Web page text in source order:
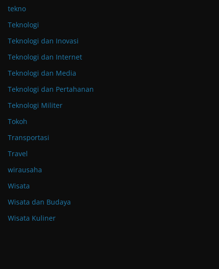
tekno
Teknologi
Teknologi dan Inovasi
Teknologi dan Internet
Teknologi dan Media
Teknologi dan Pertahanan
Teknologi Militer
Tokoh
Transportasi
Travel
wirausaha
Wisata
Wisata dan Budaya
Wisata Kuliner